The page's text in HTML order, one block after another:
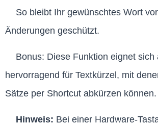
So bleibt Ihr gewünschtes Wort
Änderungen geschützt.
Bonus: Diese Funktion eignet sich
hervorragend für Textkürzel, mit
Sätze per Shortcut abkürzen können.
Hinweis: Bei einer Hardware-